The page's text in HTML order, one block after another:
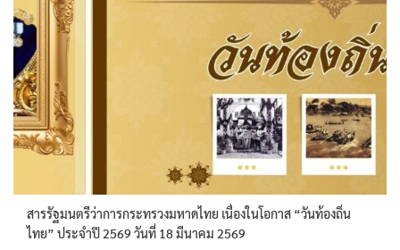
สารรัฐมนตรีว่าการกระทรวงมหาดไทย เนื่องในโอกาส “วันท้องถิ่น
ไทย” ประจำปี 2569 วันที่ 18 มีนาคม 2569